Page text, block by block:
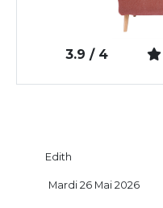
3.9 / 4
Edith
Mardi 26 Mai 2026